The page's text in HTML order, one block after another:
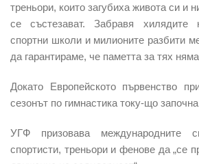
треньори, които загубиха живота си и
се състезават. Забравя хилядите
спортни школи и милионите разбити
да гарантираме, че паметта за тях
Докато Европейското първенство
сезонът по гимнастика току-що
УГФ призовава международните
спортисти, треньори и фенове да „се